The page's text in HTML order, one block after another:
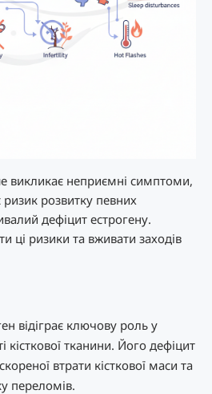
викликає неприємні симптоми,
розвитку певних
дефіцит естрогену.
ці ризики та вживати заходів
відіграє ключову роль у
кісткової тканини. Його дефіцит
втрати кісткової маси та
переломів.